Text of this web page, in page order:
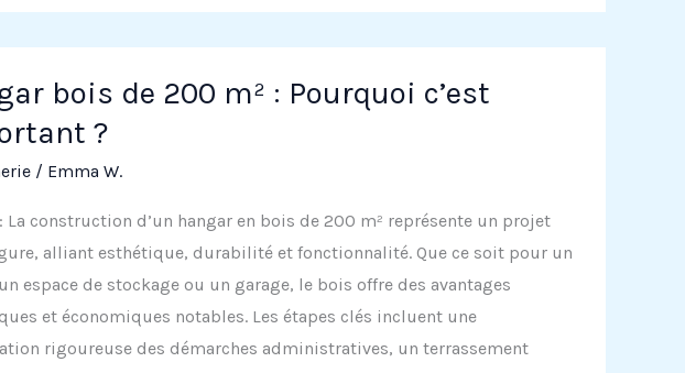
bois de 200 m² : Pourquoi c’est
?
/ Emma W.
La construction d’un hangar en bois de 200 m² représente un projet
alliant esthétique, durabilité et fonctionnalité. Que ce soit pour un
espace de stockage ou un garage, le bois offre des avantages
et économiques notables. Les étapes clés incluent une
rigoureuse des démarches administratives, un terrassement